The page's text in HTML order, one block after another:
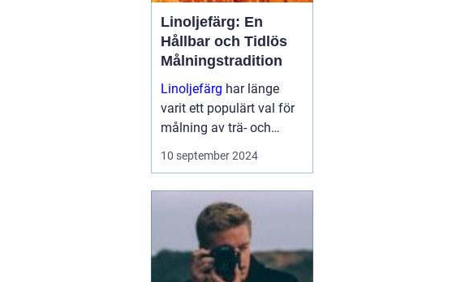
Linoljefärg: En
Hållbar och Tidlös
Målningstradition
Linoljefärg har länge
varit ett populärt val för
målning av trä- och
järnytor, både inomhus
och utomhus...
10 september 2024